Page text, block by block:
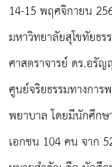
14-15 พฤศจิกายน
มหาวิทยาลัยสุโขทัยธร
ศาสตราจารย์ ดร.อรั
ศูนย์จริยธรรมทางกา
พยาบาล โดยมีนักศึก
เอกชน 104 คน จาก